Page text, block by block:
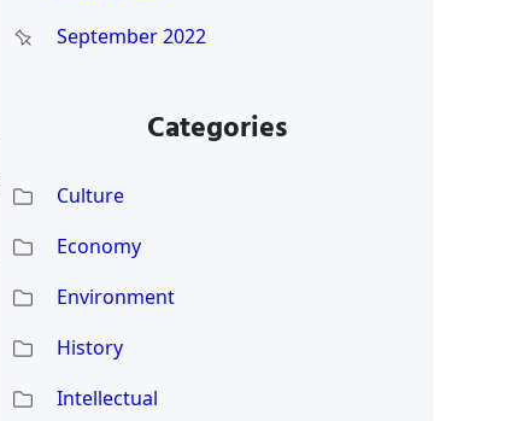
September 2022
Categories
Culture
Economy
Environment
History
Intellectual